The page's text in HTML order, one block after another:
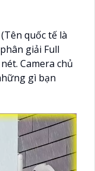
quốc tế là
giải Full
Camera chủ
gì bạn